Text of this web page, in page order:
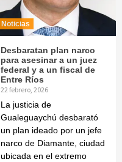
Noticias
Desbaratan plan narco
para asesinar a un juez
federal y a un fiscal de
Entre Ríos
22 febrero, 2026
La justicia de
Gualeguaychú desbarató
un plan ideado por un jefe
narco de Diamante, ciudad
ubicada en el extremo